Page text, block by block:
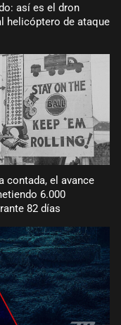
así es el dron
helicóptero de ataque
contada, el avance
6.000
82 días